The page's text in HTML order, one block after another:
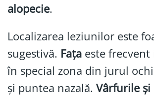
alopecie.
Localizarea leziunilor este
sugestivă. Fața este
în special zona din jurul
și puntea nazală. Vârfurile